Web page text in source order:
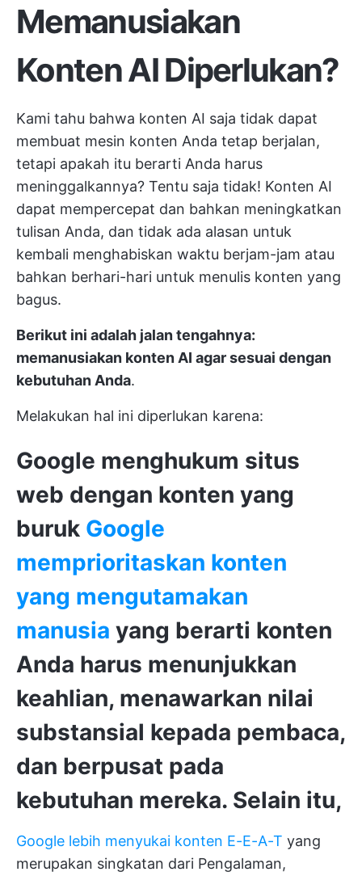
Memanusiakan
Konten AI Diperlukan?
Kami tahu bahwa konten AI saja tidak dapat
membuat mesin konten Anda tetap berjalan,
tetapi apakah itu berarti Anda harus
meninggalkannya? Tentu saja tidak! Konten AI
dapat mempercepat dan bahkan meningkatkan
tulisan Anda, dan tidak ada alasan untuk
kembali menghabiskan waktu berjam-jam atau
bahkan berhari-hari untuk menulis konten yang
bagus.
Berikut ini adalah jalan tengahnya:
memanusiakan konten AI agar sesuai dengan
kebutuhan Anda.
Melakukan hal ini diperlukan karena:
Google menghukum situs
web dengan konten yang
buruk Google
memprioritaskan konten
yang mengutamakan
manusia yang berarti konten
Anda harus menunjukkan
keahlian, menawarkan nilai
substansial kepada pembaca,
dan berpusat pada
kebutuhan mereka. Selain itu,
Google lebih menyukai konten E-E-A-T yang
merupakan singkatan dari Pengalaman,